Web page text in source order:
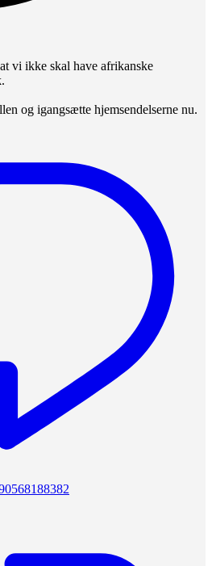
vi ikke skal have afrikanske
og igangsætte hjemsendelserne nu.